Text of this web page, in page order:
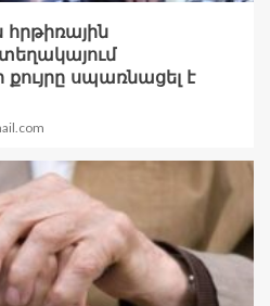
հրթիռային
սպառնացել է